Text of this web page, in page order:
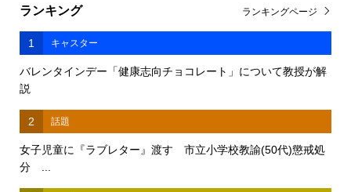
ランキング
1 キャスター
バレンタインデー「健康志向チョコレート」について教授が解
説
2 話題
女子児童に『ラブレター』渡す 市立小学校教諭(50代)懲戒処
分 ...
ランキングページ